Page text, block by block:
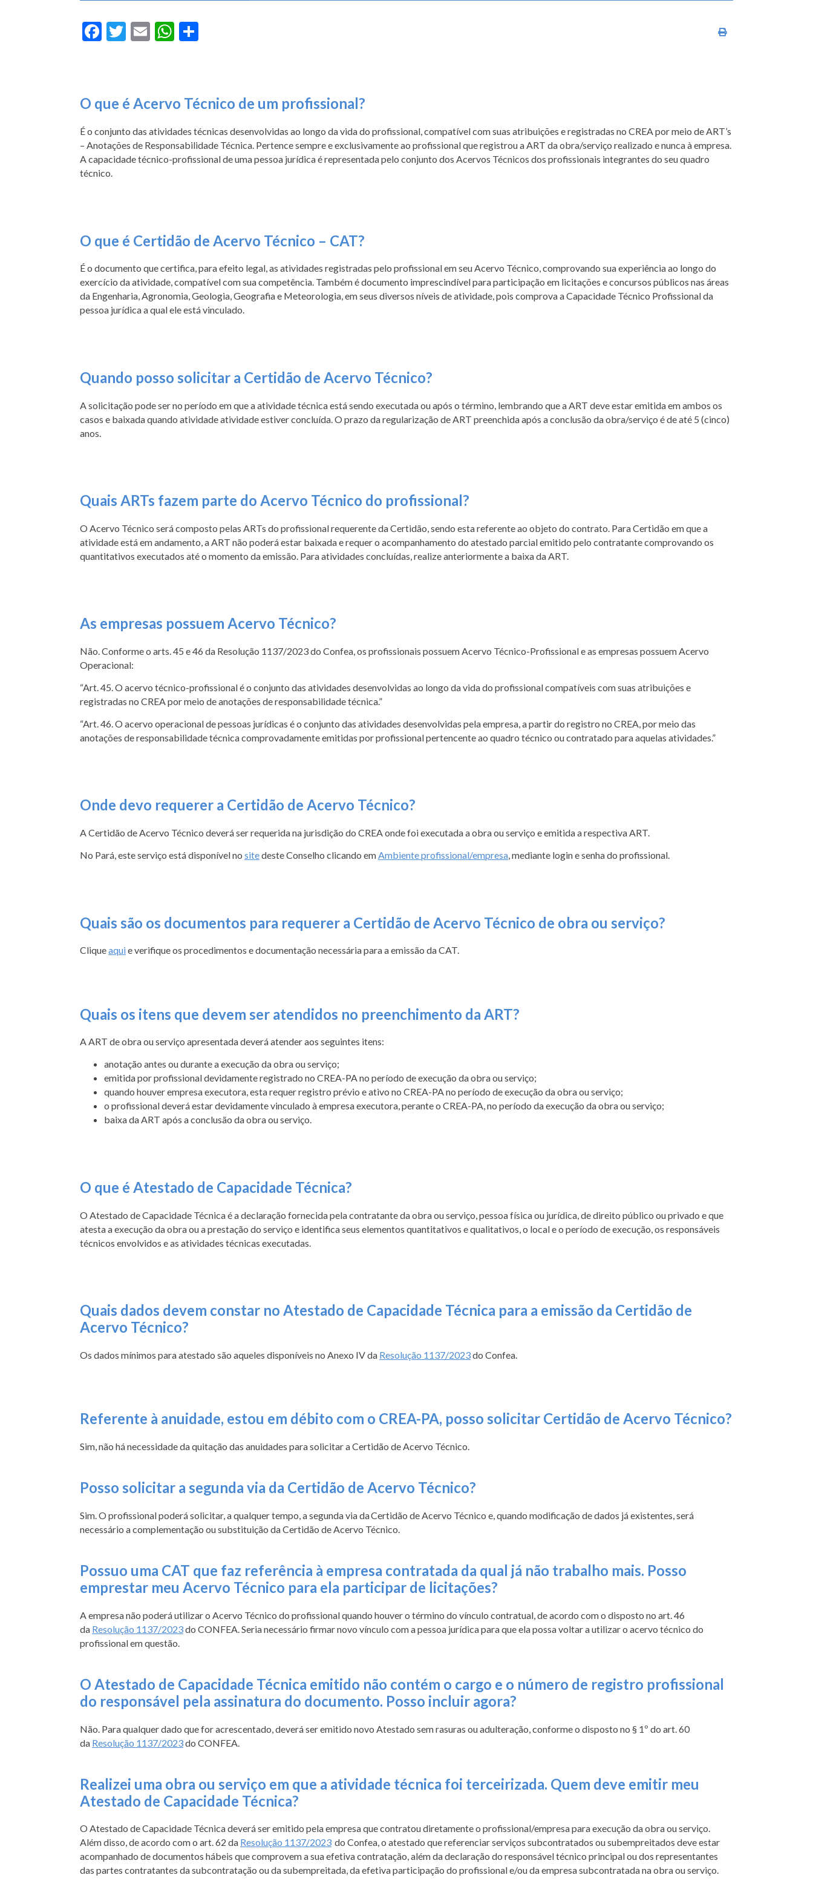
Imprimir conteúdo
Facebook
Twitter
EmailWhatsApp
O que é Acervo Técnico de um profissional?
É o conjunto das atividades técnicas desenvolvidas ao longo da vida do profissional, compatível com suas atribuições e registradas no CREA por meio de ART’s
– Anotações de Responsabilidade Técnica. Pertence sempre e exclusivamente ao profissional que registrou a ART da obra/serviço realizado e nunca à empresa.
A capacidade técnico-profissional de uma pessoa jurídica é representada pelo conjunto dos Acervos Técnicos dos profissionais integrantes do seu quadro
técnico.
O que é Certidão de Acervo Técnico – CAT?
É o documento que certifica, para efeito legal, as atividades registradas pelo profissional em seu Acervo Técnico, comprovando sua experiência ao longo do
exercício da atividade, compatível com sua competência. Também é documento imprescindível para participação em licitações e concursos públicos nas áreas
da Engenharia, Agronomia, Geologia, Geografia e Meteorologia, em seus diversos níveis de atividade, pois comprova a Capacidade Técnico Profissional da
pessoa jurídica a qual ele está vinculado.
Quando posso solicitar a Certidão de Acervo Técnico?
A solicitação pode ser no período em que a atividade técnica está sendo executada ou após o término, lembrando que a ART deve estar emitida em ambos os
casos e baixada quando atividade atividade estiver concluída. O prazo da regularização de ART preenchida após a conclusão da obra/serviço é de até 5 (cinco)
anos.
Quais ARTs fazem parte do Acervo Técnico do profissional?
O Acervo Técnico será composto pelas ARTs do profissional requerente da Certidão, sendo esta referente ao objeto do contrato. Para Certidão em que a
atividade está em andamento, a ART não poderá estar baixada e requer o acompanhamento do atestado parcial emitido pelo contratante comprovando os
quantitativos executados até o momento da emissão. Para atividades concluídas, realize anteriormente a baixa da ART.
As empresas possuem Acervo Técnico?
Não. Conforme o arts. 45 e 46 da Resolução 1137/2023do Confea, os profissionais possuem Acervo Técnico-Profissional e as empresas possuem Acervo
Operacional:
“Art. 45. O acervo técnico-profissional é o conjunto das atividades desenvolvidas ao longo da vida do profissional compatíveis com suas atribuições e
registradas no CREA por meio de anotações de responsabilidade técnica.”
“Art. 46. O acervo operacional de pessoas jurídicas é o conjunto das atividades desenvolvidas pela empresa, a partir do registro no CREA, por meio das
anotações de responsabilidade técnica comprovadamente emitidas por profissional pertencente ao quadro técnico ou contratado para aquelas atividades.”
Onde devo requerer a Certidão de Acervo Técnico?
A Certidão de Acervo Técnico deverá ser requerida na jurisdição do CREA onde foi executada a obra ou serviço e emitida a respectiva ART.
No Pará, este serviço está disponível no sitedeste Conselho clicando emAmbiente profissional/empresa, mediante login e senha do profissional.
Quais são os documentos para requerer a Certidão de Acervo Técnico de obra ou serviço?
Cliqueaquie verifique os procedimentos e documentação necessária para a emissão da CAT.
Quais os itens que devem ser atendidos no preenchimento da ART?
A ART de obra ou serviço apresentada deverá atender aos seguintes itens:
anotação antes ou durante a execução da obra ou serviço;
emitida por profissional devidamente registrado no CREA-PA no período de execução da obra ou serviço;
quando houver empresa executora, esta requer registro prévio e ativo no CREA-PA no período de execução da obra ou serviço;
o profissional deverá estar devidamente vinculado à empresa executora, perante o CREA-PA, no período da execução da obra ou serviço;
baixa da ART após a conclusão da obra ou serviço.
O que é Atestado de Capacidade Técnica?
O Atestado de Capacidade Técnica é a declaração fornecida pela contratante da obra ou serviço, pessoa física ou jurídica, de direito público ou privado e que
atesta a execução da obra ou a prestação do serviço e identifica seus elementos quantitativos e qualitativos, o local e o período de execução, os responsáveis
técnicos envolvidos e as atividades técnicas executadas.
Quais dados devem constar no Atestado de Capacidade Técnica para a emissão da Certidão de
Acervo Técnico?
Os dados mínimos para atestado são aqueles disponíveis no Anexo IV da Resolução 1137/2023do Confea.
Referente à anuidade, estou em débito com o CREA-PA, posso solicitar Certidão de Acervo Técnico?
Sim, não há necessidade da quitação das anuidades para solicitar a Certidão de Acervo Técnico.
Posso solicitar a segunda via da Certidão de Acervo Técnico?
Sim. O profissional poderá solicitar, a qualquer tempo, a segunda via da Certidão de Acervo Técnico e, quando modificação de dados já existentes, será
necessário a complementação ou substituição da Certidão de Acervo Técnico.
Possuo uma CAT que faz referência à empresa contratada da qual já não trabalho mais. Posso
emprestar meu Acervo Técnico para ela participar de licitações?
A empresa não poderá utilizar o Acervo Técnico do profissional quando houver o término do vínculo contratual, de acordo com o disposto no art. 46
da Resolução 1137/2023do CONFEA. Seria necessário firmar novo vínculo com a pessoa jurídica para que ela possa voltar a utilizar o acervo técnico do
profissional em questão.
O Atestado de Capacidade Técnica emitido não contém o cargo e o número de registro profissional
do responsável pela assinatura do documento. Posso incluir agora?
Não. Para qualquer dado que for acrescentado, deverá ser emitido novo Atestado sem rasuras ou adulteração, conforme o disposto no § 1º do art. 60
da Resolução 1137/2023do CONFEA.
Realizei uma obra ou serviço em que a atividade técnica foi terceirizada. Quem deve emitir meu
Atestado de Capacidade Técnica?
O Atestado de Capacidade Técnica deverá ser emitido pela empresa que contratou diretamente o profissional/empresa para execução da obra ou serviço.
Além disso, de acordo com o art. 62 da Resolução 1137/2023 do Confea, o atestado que referenciar serviços subcontratados ou subempreitados deve estar
acompanhado de documentos hábeis que comprovem a sua efetiva contratação, além da declaração do responsável técnico principal ou dos representantes
das partes contratantes da subcontratação ou da subempreitada, da efetiva participação do profissional e/ou da empresa subcontratada na obra ou serviço.